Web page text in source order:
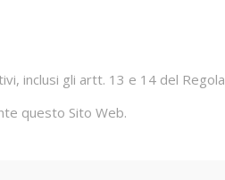
inclusi gli artt. 13 e 14 del
questo Sito Web.